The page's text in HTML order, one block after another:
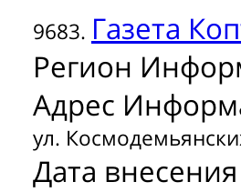
9683. Газета
Регион
Адрес
ул.
Дата